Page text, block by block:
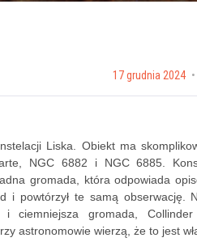
Posted on
17 grudnia 2024 by
Liska. Obiekt ma
NGC 6882 i NGC 6885.
gromada, która odpowiada
i powtórzył te samą obserwację.
i ciemniejsza gromada,
astronomowie wierzą, że to jest